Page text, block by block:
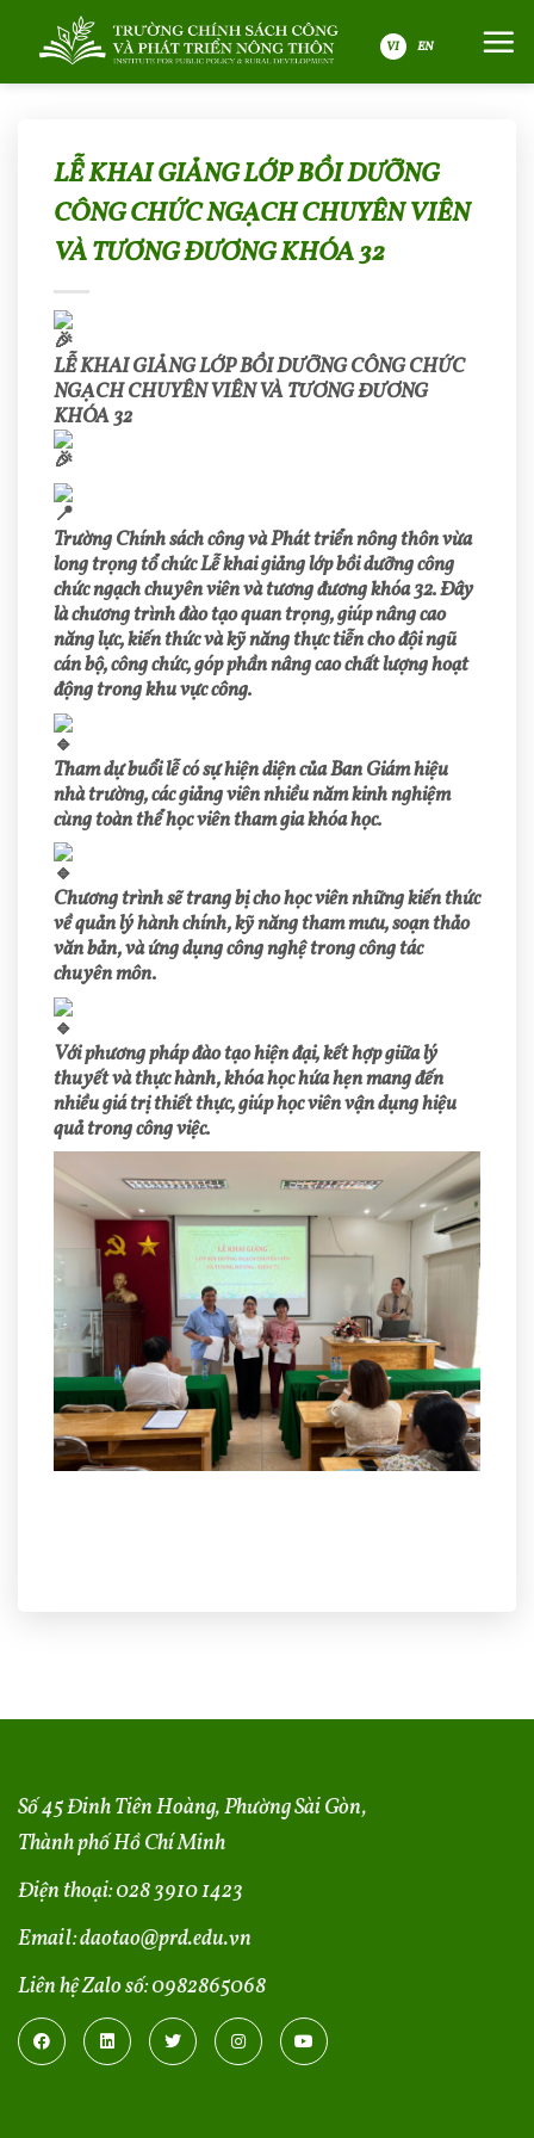
VI
LỄ KHAI GIẢNG LỚP BỒI DƯỠNG
CÔNG CHỨC NGẠCH CHUYÊN VIÊN
VÀ TƯƠNG ĐƯƠNG KHÓA 32
LỄ KHAI GIẢNG LỚP BỒI DƯỠNG CÔNG CHỨC
NGẠCH CHUYÊN VIÊN VÀ TƯƠNG ĐƯƠNG
KHÓA 32
Trường Chính sách công và Phát triển nông thôn vừa
long trọng tổ chức Lễ khai giảng lớp bồi dưỡng công
chức ngạch chuyên viên và tương đương khóa 32. Đây
là chương trình đào tạo quan trọng, giúp nâng cao
năng lực, kiến thức và kỹ năng thực tiễn cho đội ngũ
cán bộ, công chức, góp phần nâng cao chất lượng hoạt
động trong khu vực công.
Tham dự buổi lễ có sự hiện diện của Ban Giám hiệu
nhà trường, các giảng viên nhiều năm kinh nghiệm
cùng toàn thể học viên tham gia khóa học.
Chương trình sẽ trang bị cho học viên những kiến thức
về quản lý hành chính, kỹ năng tham mưu, soạn thảo
văn bản, và ứng dụng công nghệ trong công tác
chuyên môn.
Với phương pháp đào tạo hiện đại, kết hợp giữa lý
thuyết và thực hành, khóa học hứa hẹn mang đến
nhiều giá trị thiết thực, giúp học viên vận dụng hiệu
quả trong công việc.
Số 45 Đinh Tiên Hoàng, Phường Sài Gòn,
Thành phố Hồ Chí Minh
Điện thoại:028 3910 1423
Email:daotao@prd.edu.vn
Liên hệ Zalo số:0982865068